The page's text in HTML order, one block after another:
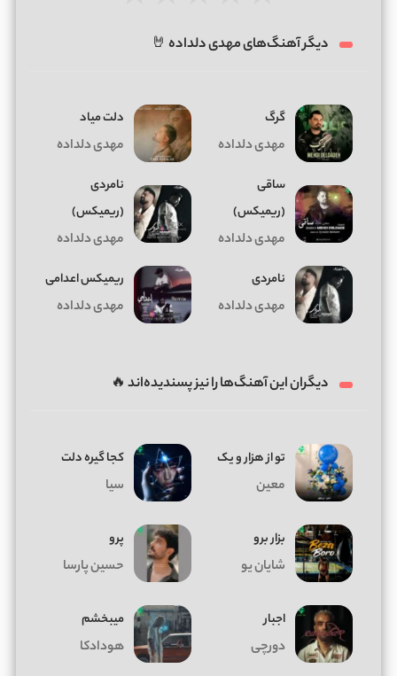
دیگر آهنگ‌های مهدی دلداده 🤘
گرگ
مهدی دلداده
دلت میاد
مهدی دلداده
ساقی
(ریمیکس)
مهدی دلداده
نامردی
(ریمیکس)
مهدی دلداده
نامردی
مهدی دلداده
ریمیکس اعدامی
مهدی دلداده
دیگران این آهنگ‌ها را نیز پسندیده‌اند 🔥
تو از هزار و یک
معین
کجا گیره دلت
سیا
بزار برو
شایان یو
پرو
حسین پارسا
اجبار
دورچی
میبخشم
هودادکا